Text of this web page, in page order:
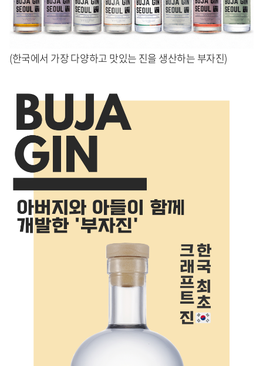
(한국에서 가장 다양하고 맛있는 진을 생산하는 부자진)